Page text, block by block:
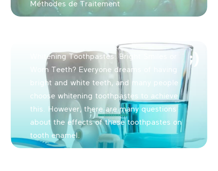
Méthodes de Traitement
Whitening Toothpastes: Bright Smiles or
Worn Teeth? Everyone dreams of having
bright and white teeth, and many people
choose whitening toothpastes to achieve
this. However, there are many questions
about the effects of these toothpastes on
tooth enamel.